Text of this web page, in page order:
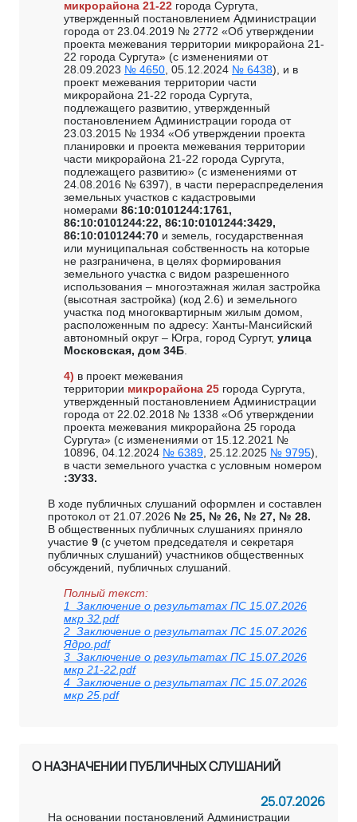
микрорайона 21-22 города Сургута,
утвержденный постановлением Администрации
города от 23.04.2019 № 2772 «Об утверждении
проекта межевания территории микрорайона 21-
22 города Сургута» (с изменениями от
28.09.2023 № 4650, 05.12.2024 № 6438), и в
проект межевания территории части
микрорайона 21-22 города Сургута,
подлежащего развитию, утвержденный
постановлением Администрации города от
23.03.2015 № 1934 «Об утверждении проекта
планировки и проекта межевания территории
части микрорайона 21-22 города Сургута,
подлежащего развитию» (с изменениями от
24.08.2016 № 6397), в части перераспределения
земельных участков с кадастровыми
номерами 86:10:0101244:1761,
86:10:0101244:22, 86:10:0101244:3429,
86:10:0101244:70 и земель, государственная
или муниципальная собственность на которые
не разграничена, в целях формирования
земельного участка с видом разрешенного
использования – многоэтажная жилая застройка
(высотная застройка) (код 2.6) и земельного
участка под многоквартирным жилым домом,
расположенным по адресу: Ханты-Мансийский
автономный округ – Югра, город Сургут, улица
Московская, дом 34Б.
4) в проект межевания
территории микрорайона 25 города Сургута,
утвержденный постановлением Администрации
города от 22.02.2018 № 1338 «Об утверждении
проекта межевания микрорайона 25 города
Сургута» (с изменениями от 15.12.2021 №
10896, 04.12.2024 № 6389, 25.12.2025 № 9795),
в части земельного участка с условным номером
:ЗУ33.
В ходе публичных слушаний оформлен и составлен
протокол от 21.07.2026 № 25, № 26, № 27, № 28.
В общественных публичных слушаниях приняло
участие 9 (с учетом председателя и секретаря
публичных слушаний) участников общественных
обсуждений, публичных слушаний.
Полный текст:
1_Заключение о результатах ПС 15.07.2026
мкр 32.pdf
2_Заключение о результатах ПС 15.07.2026
Ядро.pdf
3_Заключение о результатах ПС 15.07.2026
мкр 21-22.pdf
4_Заключение о результатах ПС 15.07.2026
мкр 25.pdf
О НАЗНАЧЕНИИ ПУБЛИЧНЫХ СЛУШАНИЙ
25.07.2026
На основании постановлений Администрации